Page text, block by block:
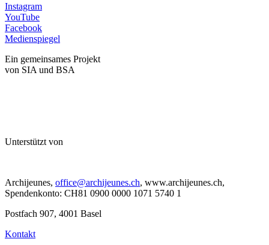
Instagram
YouTube
Facebook
Medienspiegel
Ein gemeinsames Projekt
von SIA und BSA
Unterstützt von
Archijeunes, office@archijeunes.ch, www.archijeunes.ch,
Spendenkonto: CH81 0900 0000 1071 5740 1
Postfach 907, 4001 Basel
Kontakt